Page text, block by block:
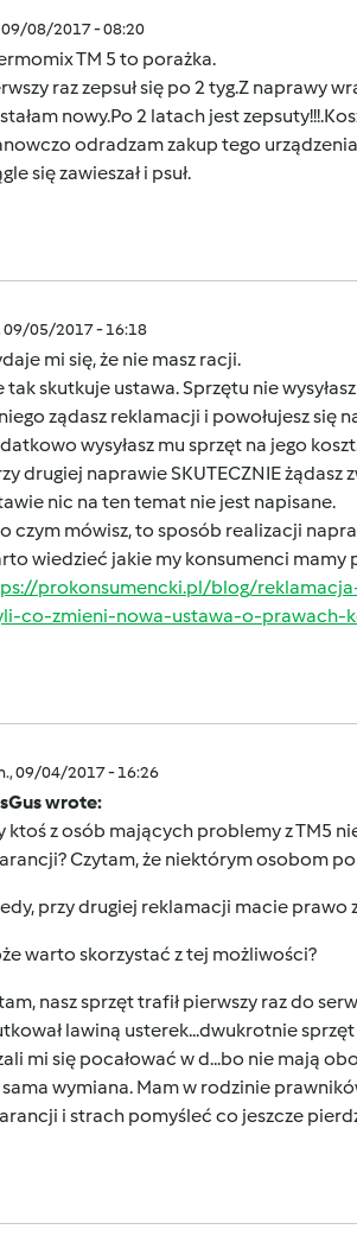
09/08/2017 - 08:20
TM 5 to porażka.
raz zepsuł się po 2 tyg.Z naprawy
nowy.Po 2 latach jest
odradzam zakup tego
się zawieszał i psuł.
09/05/2017 - 16:18
mi się, że nie masz racji.
tak skutkuje ustawa. Sprzętu nie
ządasz reklamacji i powołujesz się
wysyłasz mu sprzęt na jego
drugiej naprawie SKUTECZNIE
nic na ten temat nie jest napisane.
czym mówisz, to sposób realizacji
wiedzieć jakie my konsumenci mamy
prokonsumencki.pl/blog/
co-zmieni-nowa-ustawa-o-prawach-
09/04/2017 - 16:26
wrote:
ktoś z osób mających problemy z TM5
Czytam, że niektórym osobom
przy drugiej reklamacji macie prawo
warto skorzystać z tej możliwości?
nasz sprzęt trafił pierwszy raz do
lawiną usterek...dwukrotnie
mi się pocałować w d...bo nie mają
sama wymiana. Mam w rodzinie
i strach pomyśleć co jeszcze